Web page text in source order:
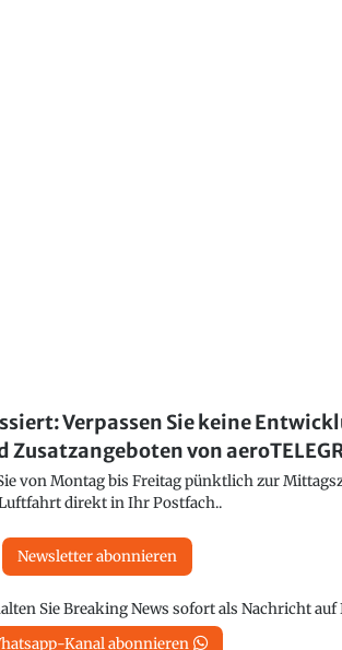
Verpassen Sie keine
von
von Montag bis Freitag pünktlich zur
direkt in Ihr Postfach..
Newsletter abonnieren
Sie Breaking News sofort als Nachricht
Kanal abonnieren